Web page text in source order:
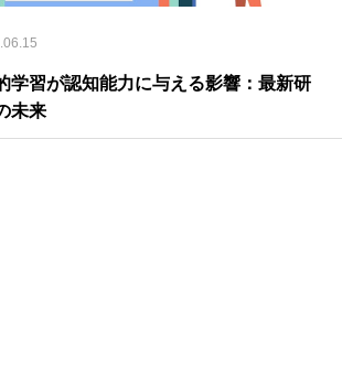
学習が認知能力に与える影響：最新研
未来